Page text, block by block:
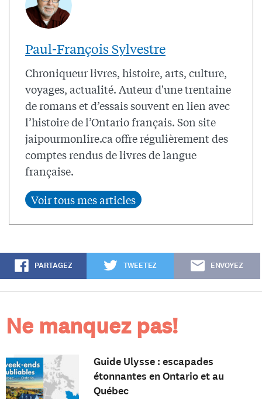
Paul-François Sylvestre
Chroniqueur livres, histoire, arts, culture,
voyages, actualité. Auteur d'une trentaine
de romans et d’essais souvent en lien avec
l’histoire de l’Ontario français. Son site
jaipourmonlire.ca offre régulièrement des
comptes rendus de livres de langue
française.
PARTAGEZ TWEETEZ ENVOYEZ
Ne manquez pas!
Guide Ulysse : escapades
étonnantes en Ontario et au
Québec